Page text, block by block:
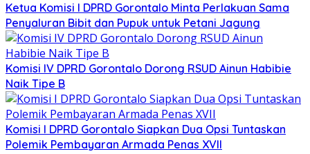
Ketua Komisi I DPRD Gorontalo Minta Perlakuan Sama
Penyaluran Bibit dan Pupuk untuk Petani Jagung
Komisi IV DPRD Gorontalo Dorong RSUD Ainun Habibie
Naik Tipe B
Komisi I DPRD Gorontalo Siapkan Dua Opsi Tuntaskan
Polemik Pembayaran Armada Penas XVII